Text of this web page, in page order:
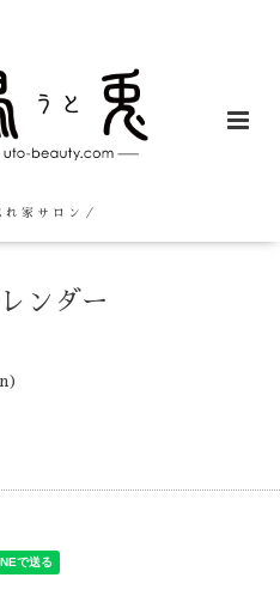
れ 家 サ ロ ン ／
ンダー